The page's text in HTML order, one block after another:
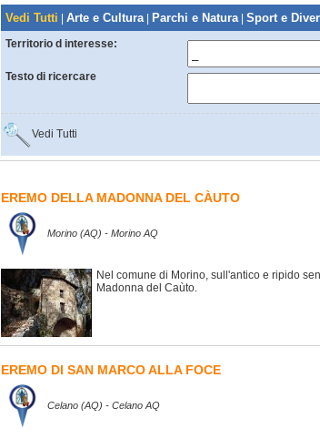
Vedi Tutti Arte e Cultura| Parchi e Natura| Sport e
Territorio d interesse:
Testo di ricercare
Vedi Tutti
EREMO DELLA MADONNA DEL CÀUTO
Morino (AQ) - Morino AQ
Nel comune di Morino, sull'antico e ripido
Madonna del Caùto.
EREMO DI SAN MARCO ALLA FOCE
Celano (AQ) - Celano AQ